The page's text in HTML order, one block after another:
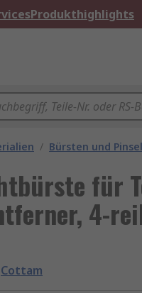
Produkthighlights
/ Bürsten und Pinsel
für
4-
Cottam